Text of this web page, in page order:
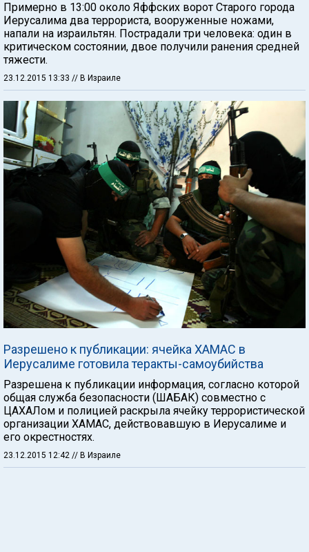
Примерно в 13:00 около Яффских ворот Старого города
Иерусалима два террориста, вооруженные ножами,
напали на израильтян. Пострадали три человека: один в
критическом состоянии, двое получили ранения средней
тяжести.
23.12.2015 13:33 // В Израиле
Разрешено к публикации: ячейка ХАМАС в
Иерусалиме готовила теракты-самоубийства
Разрешена к публикации информация, согласно которой
общая служба безопасности (ШАБАК) совместно с
ЦАХАЛом и полицией раскрыла ячейку террористической
организации ХАМАС, действовавшую в Иерусалиме и
его окрестностях.
23.12.2015 12:42 // В Израиле